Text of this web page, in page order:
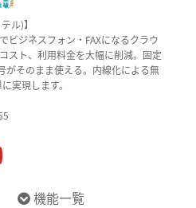
ル)】
ビジネスフォン・FAXになるクラウ
スト、利用料金を大幅に削減。固定
がそのまま使える。内線化による無
実現します。
機能一覧